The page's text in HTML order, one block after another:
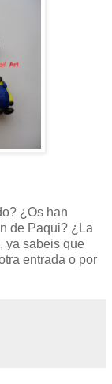
¿Os han
de Paqui? ¿La
ya sabeis que
entrada o por